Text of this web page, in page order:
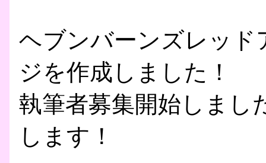
ヘブンバーンズレッド
ジを作成しました！
執筆者募集開始しまし
します！